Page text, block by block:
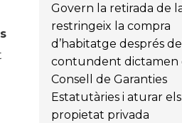
Govern la retirada de
restringeix la compra
d’habitatge després del
contundent dictamen
Consell de Garanties
Estatutàries i aturar els
propietat privada